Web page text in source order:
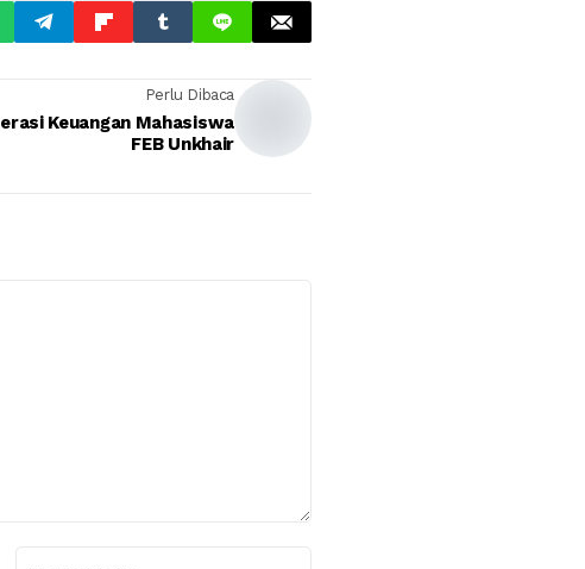
Perlu Dibaca
Keuangan Mahasiswa
FEB Unkhair